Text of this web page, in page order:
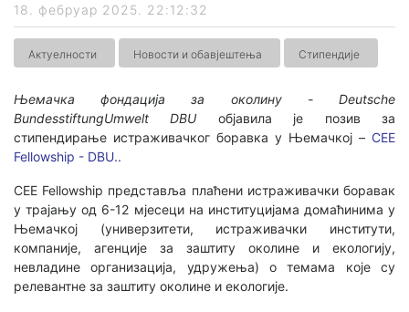
18. фебруар 2025. 22:12:32
Актуелности Новости и обавјештења Стипендије
Њемачка фондација за околину - Deutsche
BundesstiftungUmwelt DBU објавила је позив за
стипендирање истраживачког боравка у Њемачкој – CEE
Fellowship - DBU..
CEE Fellowship представља плаћени истраживачки боравак
у трајању од 6-12 мјесеци на институцијама домаћинима у
Њемачкој (универзитети, истраживачки институти,
компаније, агенције за заштиту околине и екологију,
невладине организација, удружења) о темама које су
релевантне за заштиту околине и екологије.